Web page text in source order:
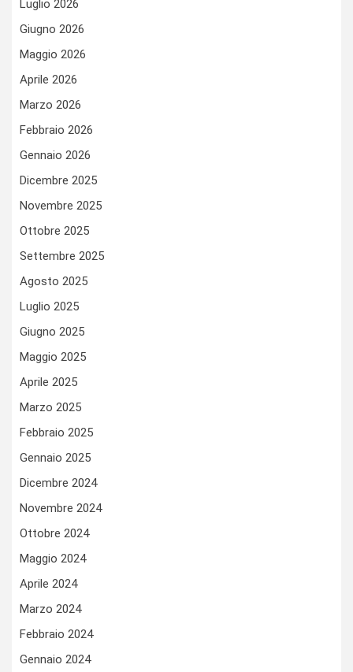
Luglio 2026
Giugno 2026
Maggio 2026
Aprile 2026
Marzo 2026
Febbraio 2026
Gennaio 2026
Dicembre 2025
Novembre 2025
Ottobre 2025
Settembre 2025
Agosto 2025
Luglio 2025
Giugno 2025
Maggio 2025
Aprile 2025
Marzo 2025
Febbraio 2025
Gennaio 2025
Dicembre 2024
Novembre 2024
Ottobre 2024
Maggio 2024
Aprile 2024
Marzo 2024
Febbraio 2024
Gennaio 2024